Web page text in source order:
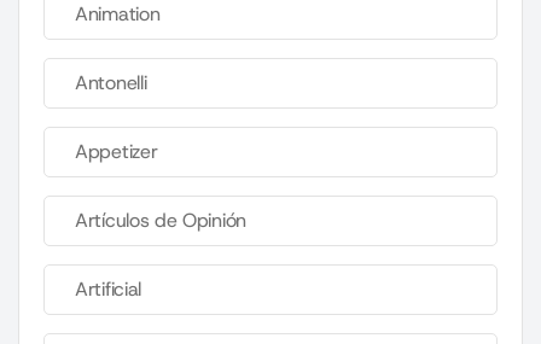
Animation
Antonelli
Appetizer
Artículos de Opinión
Artificial